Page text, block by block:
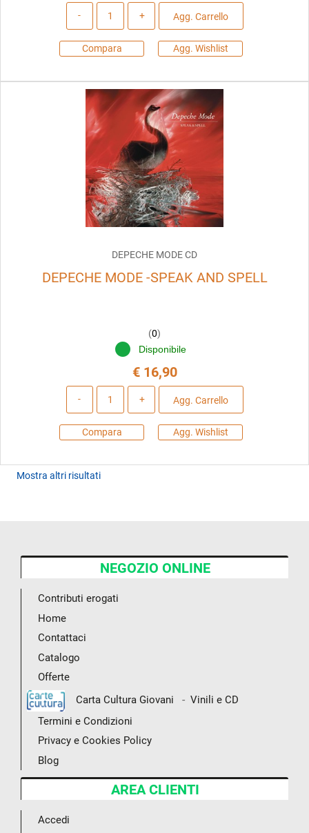
Agg. Carrello
Compara Agg. Wishlist
DEPECHE MODE CD
DEPECHE MODE -SPEAK AND SPELL
(0)
Disponibile
€ 16,90
Agg. Carrello
Compara Agg. Wishlist
Mostra altri risultati
NEGOZIO ONLINE
Contributi erogati
Home
Contattaci
Catalogo
Offerte
Carta Cultura Giovani
- Vinili e CD
Termini e Condizioni
Privacy e Cookies Policy
Blog
AREA CLIENTI
Accedi